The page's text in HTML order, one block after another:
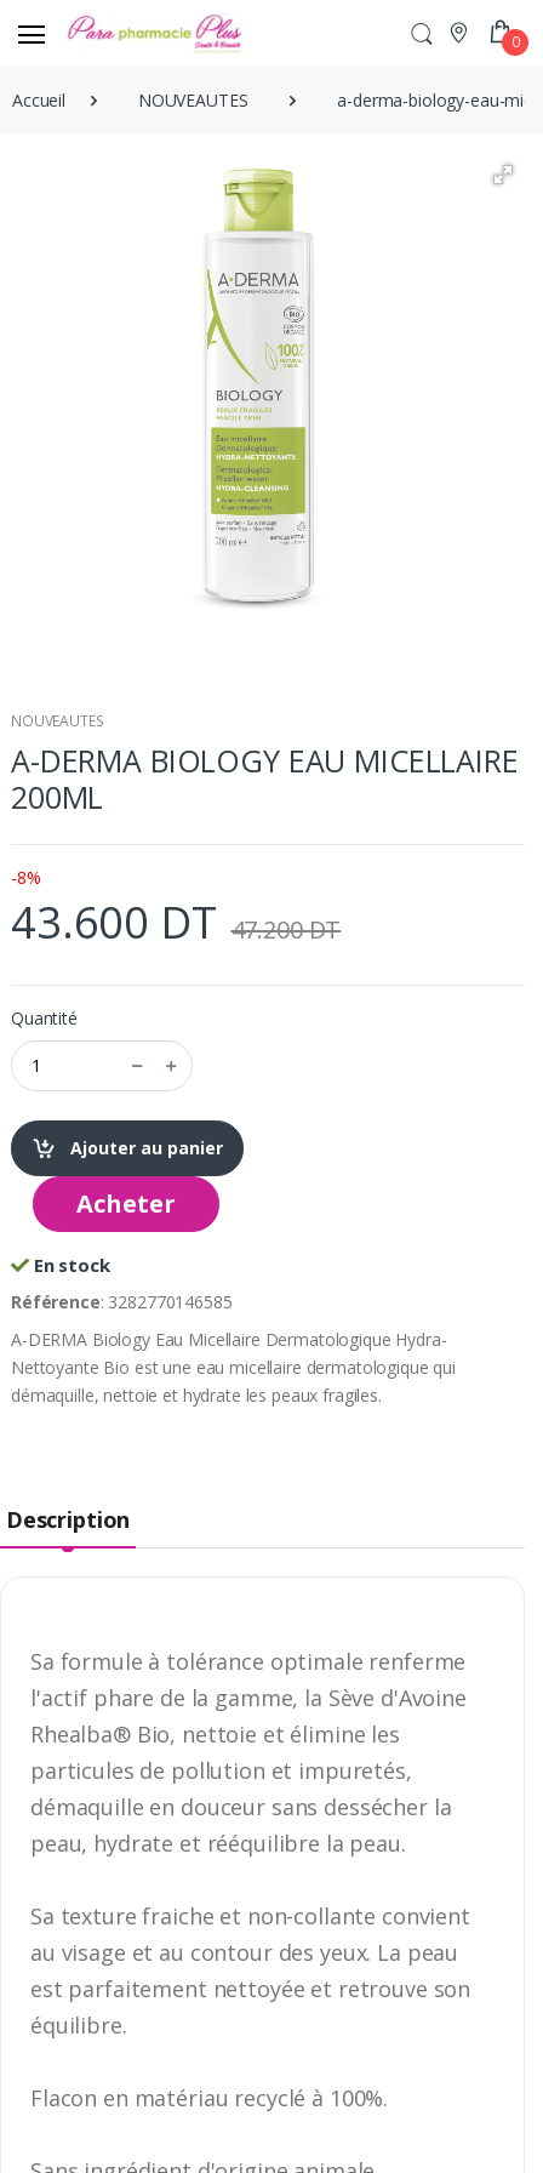
0
Accueil NOUVEAUTES a-derma-biology-eau-
NOUVEAUTES
A-DERMA BIOLOGY EAU MICELLAIRE
200ML
-8%
43.600 DT 47.200 DT
Quantité
Ajouter au panier
Acheter
En stock
Référence: 3282770146585
A-DERMA Biology Eau Micellaire Dermatologique Hydra-
Nettoyante Bio est une eau micellaire dermatologique qui
démaquille, nettoie et hydrate les peaux fragiles.
Description
Sa formule à tolérance optimale renferme
l'actif phare de la gamme, la Sève d'Avoine
Rhealba® Bio, nettoie et élimine les
particules de pollution et impuretés,
démaquille en douceur sans dessécher la
peau, hydrate et rééquilibre la peau.
Sa texture fraiche et non-collante convient
au visage et au contour des yeux. La peau
est parfaitement nettoyée et retrouve son
équilibre.
Flacon en matériau recyclé à 100%.